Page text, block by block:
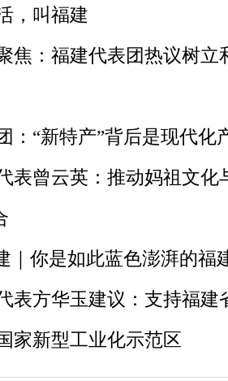
，叫福建
焦：福建代表团热议树立
：“新特产”背后是现代化
表曾云英：推动妈祖文化
｜你是如此蓝色澎湃的福
表方华玉建议：支持福建
家新型工业化示范区